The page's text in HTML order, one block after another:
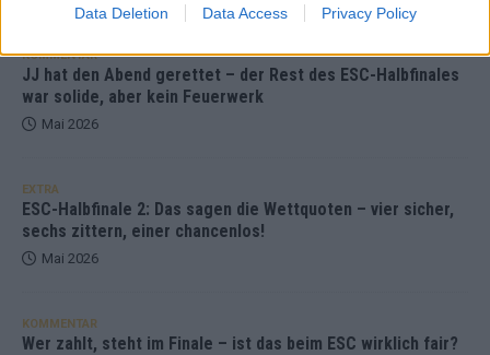
Data Deletion Data Access Privacy Policy
KOMMENTAR
JJ hat den Abend gerettet – der Rest des ESC-Halbfinales
war solide, aber kein Feuerwerk
Mai 2026
EXTRA
ESC-Halbfinale 2: Das sagen die Wettquoten – vier sicher,
sechs zittern, einer chancenlos!
Mai 2026
KOMMENTAR
Wer zahlt, steht im Finale – ist das beim ESC wirklich fair?